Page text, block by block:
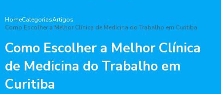
HomeCategoriasArtigos
Como Escolher a Melhor Clínica de Medicina do Trabalho em Curitiba
Como Escolher a Melhor Clínica
de Medicina do Trabalho em
Curitiba